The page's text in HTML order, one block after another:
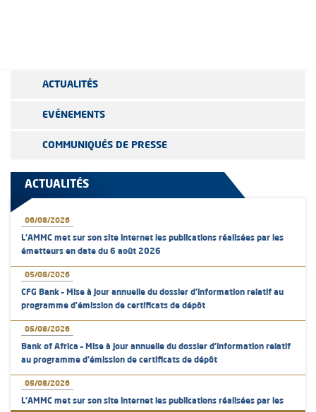
ACTUALITÉS
EVÉNEMENTS
COMMUNIQUÉS DE PRESSE
ACTUALITÉS
06/08/2026
L’AMMC met sur son site internet les publications réalisées par les
émetteurs en date du 6 août 2026
05/08/2026
CFG Bank – Mise à jour annuelle du dossier d’information relatif au
programme d'émission de certificats de dépôt
05/08/2026
Bank of Africa – Mise à jour annuelle du dossier d’information relatif
au programme d'émission de certificats de dépôt
05/08/2026
L’AMMC met sur son site internet les publications réalisées par les